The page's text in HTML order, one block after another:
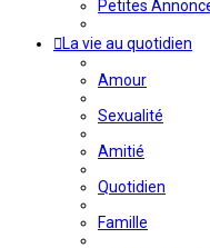
Petites
La vie au quotidien
Amour
Sexualité
Amitié
Quotidien
Famille